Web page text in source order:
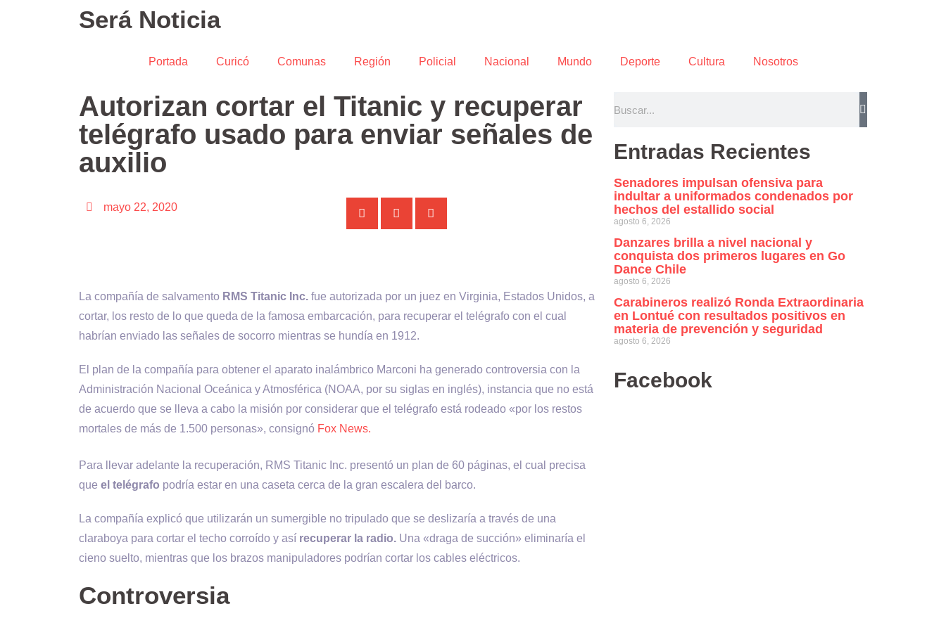
Será Noticia
Portada Curicó Comunas Región Policial Nacional Mundo Deporte Cultura Nosotros
Autorizan cortar el Titanic y recuperar
telégrafo usado para enviar señales de
auxilio
mayo 22, 2020
La compañía de salvamento RMS Titanic Inc. fue autorizada por un juez en Virginia, Estados Unidos, a
cortar, los resto de lo que queda de la famosa embarcación, para recuperar el telégrafo con el cual
habrían enviado las señales de socorro mientras se hundía en 1912.
El plan de la compañía para obtener el aparato inalámbrico Marconi ha generado controversia con la
Administración Nacional Oceánica y Atmosférica (NOAA, por su siglas en inglés), instancia que no está
de acuerdo que se lleva a cabo la misión por considerar que el telégrafo está rodeado «por los restos
mortales de más de 1.500 personas», consignó Fox News.
Para llevar adelante la recuperación, RMS Titanic Inc. presentó un plan de 60 páginas, el cual precisa
que el telégrafo podría estar en una caseta cerca de la gran escalera del barco.
La compañía explicó que utilizarán un sumergible no tripulado que se deslizaría a través de una
claraboya para cortar el techo corroído y así recuperar la radio. Una «draga de succión» eliminaría el
cieno suelto, mientras que los brazos manipuladores podrían cortar los cables eléctricos.
Controversia
Entradas Recientes
Senadores impulsan ofensiva para
indultar a uniformados condenados por
hechos del estallido social
agosto 6, 2026
Danzares brilla a nivel nacional y
conquista dos primeros lugares en Go
Dance Chile
agosto 6, 2026
Carabineros realizó Ronda Extraordinaria
en Lontué con resultados positivos en
materia de prevención y seguridad
agosto 6, 2026
Facebook